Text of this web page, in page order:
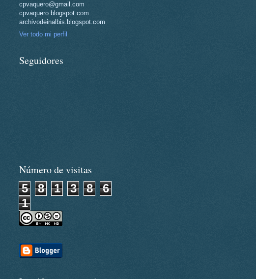
cpvaquero@gmail.com
cpvaquero.blogspot.com
archivodeinalbis.blogspot.com
Ver todo mi perfil
Seguidores
Número de visitas
5
8 1 3 8
6
1